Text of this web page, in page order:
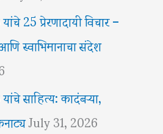
25 प्रेरणादायी विचार –
स्वाभिमानाचा संदेश
साहित्य: कादंबऱ्या,
July 31, 2026